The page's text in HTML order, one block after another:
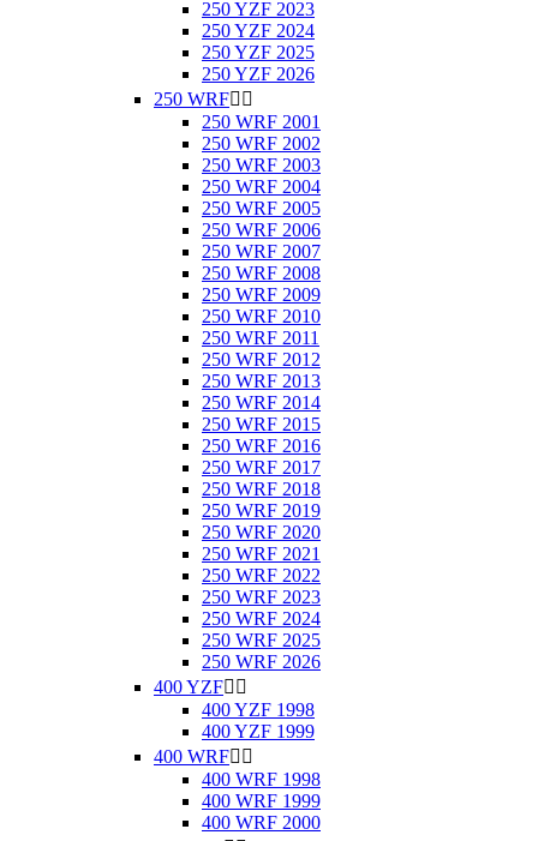
250 YZF 2023
250 YZF 2024
250 YZF 2025
250 YZF 2026
250 WRF 
250 WRF 2001
250 WRF 2002
250 WRF 2003
250 WRF 2004
250 WRF 2005
250 WRF 2006
250 WRF 2007
250 WRF 2008
250 WRF 2009
250 WRF 2010
250 WRF 2011
250 WRF 2012
250 WRF 2013
250 WRF 2014
250 WRF 2015
250 WRF 2016
250 WRF 2017
250 WRF 2018
250 WRF 2019
250 WRF 2020
250 WRF 2021
250 WRF 2022
250 WRF 2023
250 WRF 2024
250 WRF 2025
250 WRF 2026
400 YZF 
400 YZF 1998
400 YZF 1999
400 WRF 
400 WRF 1998
400 WRF 1999
400 WRF 2000